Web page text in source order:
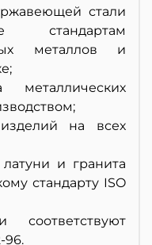
стали
стандартам
металлов и
металлических
на всех
и гранита
стандарту ISO
96.